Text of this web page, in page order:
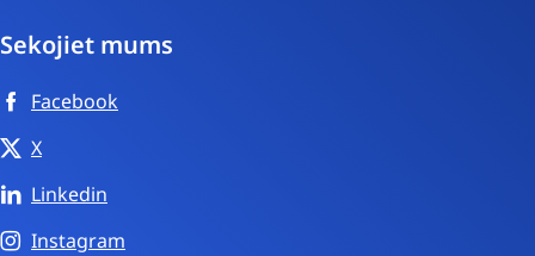
Sekojiet mums
Facebook
X
Linkedin
Instagram